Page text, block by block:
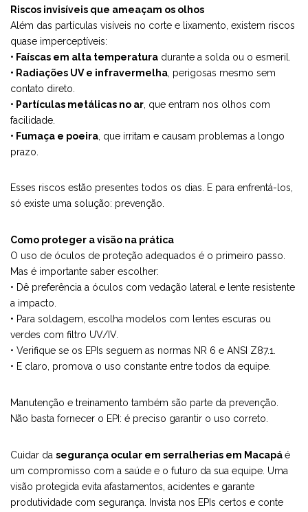
Riscos invisíveis que ameaçam os olhos
Além das partículas visíveis no corte e lixamento, existem riscos
quase imperceptíveis:
• Faíscas em alta temperatura durante a solda ou o esmeril.
• Radiações UV e infravermelha , perigosas mesmo sem
contato direto.
• Partículas metálicas no ar , que entram nos olhos com
facilidade.
• Fumaça e poeira , que irritam e causam problemas a longo
prazo.
Esses riscos estão presentes todos os dias. E para enfrentá-los,
só existe uma solução: prevenção.
Como proteger a visão na prática
O uso de óculos de proteção adequados é o primeiro passo.
Mas é importante saber escolher:
• Dê preferência a óculos com vedação lateral e lente resistente
a impacto.
• Para soldagem, escolha modelos com lentes escuras ou
verdes com filtro UV/IV.
• Verifique se os EPIs seguem as normas NR 6 e ANSI Z87.1.
• E claro, promova o uso constante entre todos da equipe.
Manutenção e treinamento também são parte da prevenção.
Não basta fornecer o EPI: é preciso garantir o uso correto.
Cuidar da segurança ocular em serralherias em Macapáé
um compromisso com a saúde e o futuro da sua equipe. Uma
visão protegida evita afastamentos, acidentes e garante
produtividade com segurança. Invista nos EPIs certos e conte